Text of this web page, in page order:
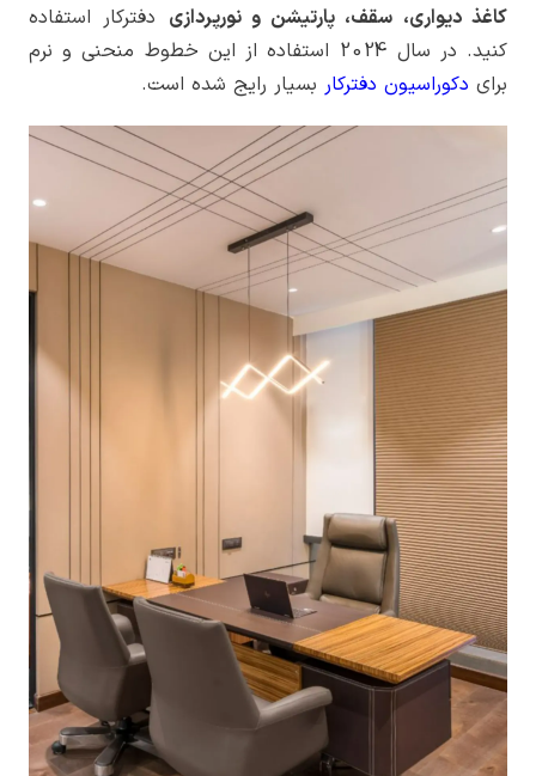
کاغذ دیواری، سقف، پارتیشن و نورپردازی دفترکار استفاده
کنید. در سال 2024 استفاده از این خطوط منحنی و نرم
برای دکوراسیون دفترکار بسیار رایج شده است.